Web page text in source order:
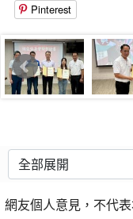
Pinterest
網友個人意見，不代